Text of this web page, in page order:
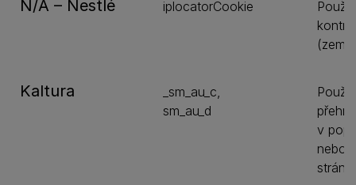
N/A – Nestlé iplocatorCookie
Kaltura
_sm_au_c,
sm_au_d
v
nebo